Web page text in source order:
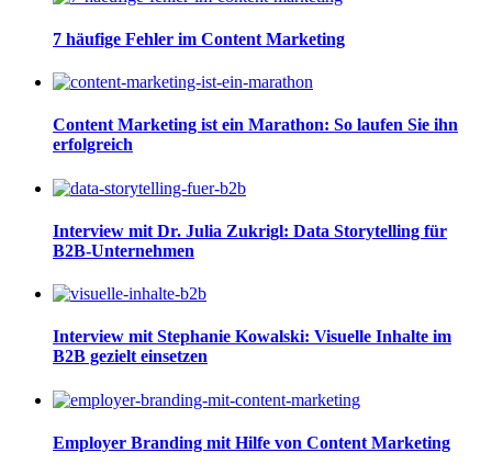
7 häufige Fehler im Content Marketing
Content Marketing ist ein Marathon: So laufen Sie ihn
erfolgreich
Interview mit Dr. Julia Zukrigl: Data Storytelling für
B2B-Unternehmen
Interview mit Stephanie Kowalski: Visuelle Inhalte im
B2B gezielt einsetzen
Employer Branding mit Hilfe von Content Marketing